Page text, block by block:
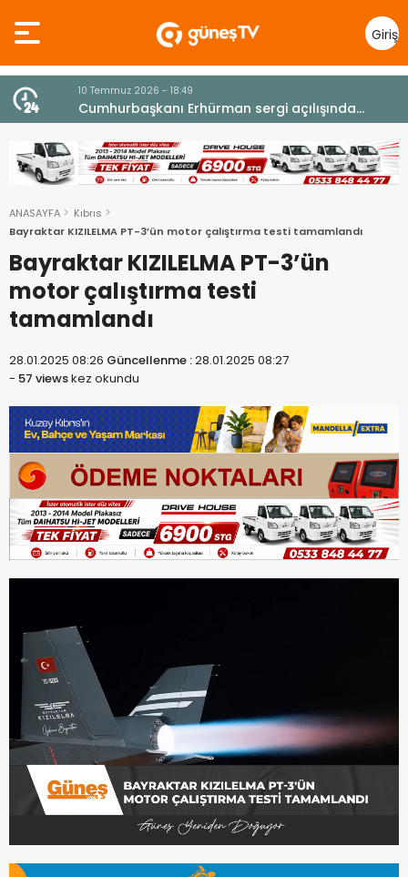
Giriş
Yap
10 Temmuz 2026 - 18:49
Cumhurbaşkanı Erhürman sergi açılışında
fenalaşarak hastaneye kaldırıldı
ANASAYFA
Kıbrıs
Bayraktar KIZILELMA PT-3’ün motor çalıştırma testi tamamlandı
Bayraktar KIZILELMA PT-3’ün
motor çalıştırma testi
tamamlandı
28.01.2025 08:26 Güncellenme :28.01.2025 08:27
- 57 viewskez okundu